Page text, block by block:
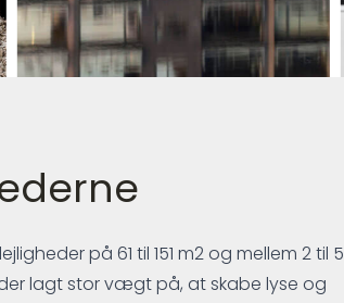
på 61 til 151 m2 og mellem 2 til 5
lagt stor vægt på, at skabe lyse og